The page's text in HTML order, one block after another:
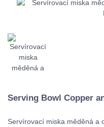
Serving Bowl Copper
Servírovací miska měděná a